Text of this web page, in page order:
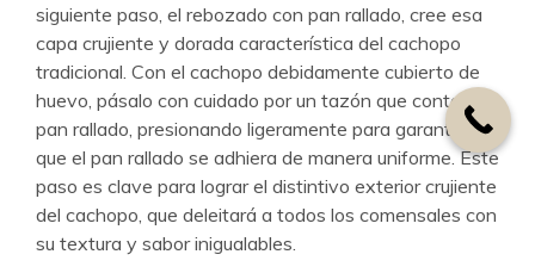
siguiente paso, el rebozado con pan rallado, cree esa
capa crujiente y dorada característica del cachopo
tradicional. Con el cachopo debidamente cubierto de
huevo, pásalo con cuidado por un tazón que contenga
pan rallado, presionando ligeramente para garantizar
que el pan rallado se adhiera de manera uniforme. Este
paso es clave para lograr el distintivo exterior crujiente
del cachopo, que deleitará a todos los comensales con
su textura y sabor inigualables.